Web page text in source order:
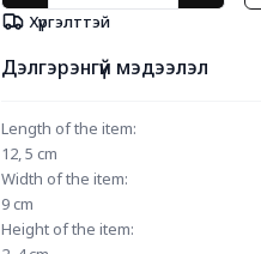
Хүргэлттэй
Дэлгэрэнгүй мэдээлэл
Length of the item:
12, 5 cm
Width of the item:
9 cm
Height of the item: